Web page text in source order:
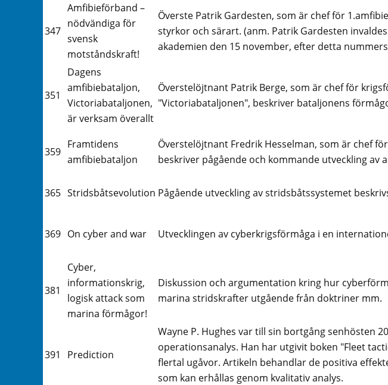
347
Amfibieförband –
nödvändiga för
svensk
motståndskraft!
Överste Patrik Gardesten, som är chef för
styrkor och särart. (anm. Patrik Gardesten
akademien den 15 november, efter detta
351
Dagens
amfibiebataljon,
Victoriabataljonen,
är verksam överallt
Överstelöjtnant Patrik Berge, som är chef för
"Victoriabataljonen", beskriver bataljonens
359
Framtidens
amfibiebataljon
Överstelöjtnant Fredrik Hesselman, som är chef
beskriver pågående och kommande utveckling av
365 Stridsbåtsevolution Pågående utveckling av stridsbåtssystemet
369 On cyber and war Utvecklingen av cyberkrigsförmåga i en
381
Cyber,
informationskrig,
logisk attack som
marina förmågor!
Diskussion och argumentation kring hur
marina stridskrafter utgående från doktriner mm.
391 Prediction
Wayne P. Hughes var till sin bortgång senhösten
operationsanalys. Han har utgivit boken "Fleet
flertal ugåvor. Artikeln behandlar de positiva
som kan erhållas genom kvalitativ analys.